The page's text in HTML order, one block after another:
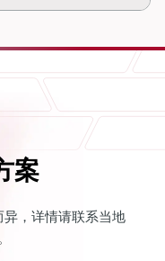
案
，详情请联系当地